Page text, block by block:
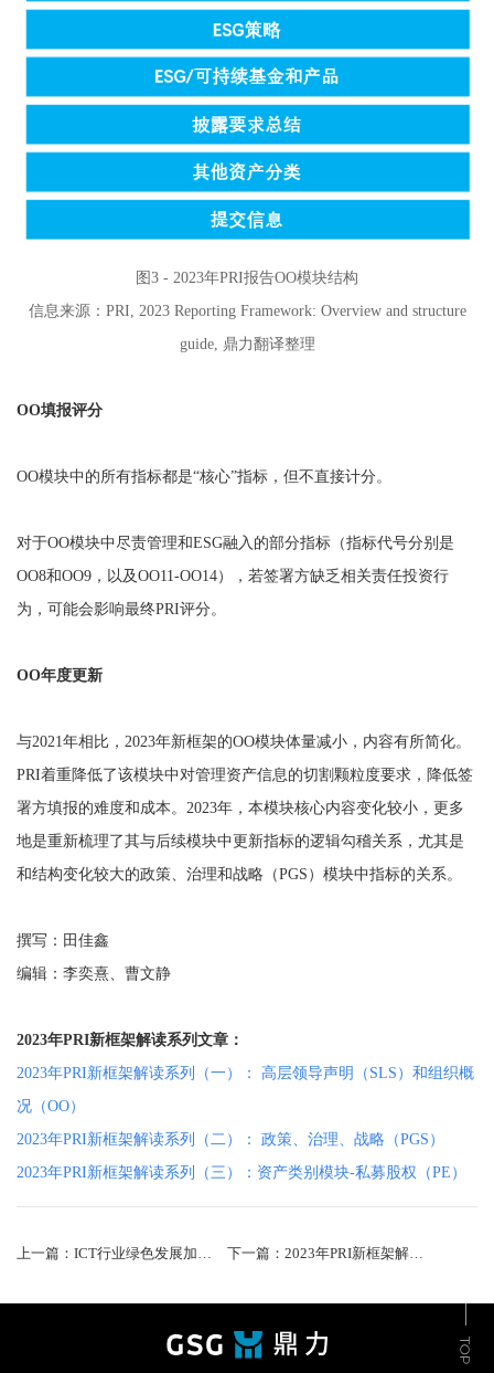
图3 - 2023年PRI报告OO模块结构
信息来源：PRI, 2023 Reporting Framework: Overview and structure
guide, 鼎力翻译整理
OO填报评分
OO模块中的所有指标都是“核心”指标，但不直接计分。
对于OO模块中尽责管理和ESG融入的部分指标（指标代号分别是
OO8和OO9，以及OO11-OO14），若签署方缺乏相关责任投资行
为，可能会影响最终PRI评分。
OO年度更新
与2021年相比，2023年新框架的OO模块体量减小，内容有所简化。
PRI着重降低了该模块中对管理资产信息的切割颗粒度要求，降低签
署方填报的难度和成本。2023年，本模块核心内容变化较小，更多
地是重新梳理了其与后续模块中更新指标的逻辑勾稽关系，尤其是
和结构变化较大的政策、治理和战略（PGS）模块中指标的关系。
撰写：田佳鑫
编辑：李奕熹、曹文静
2023年PRI新框架解读系列文章：
2023年PRI新框架解读系列（一）： 高层领导声明（SLS）和组织概
况（OO）
2023年PRI新框架解读系列（二）： 政策、治理、战略（PGS）
2023年PRI新框架解读系列（三）：资产类别模块-私募股权（PE）
上一篇：ICT行业绿色发展加速期到来：拥抱低碳，赋能千行百业 下一篇：2023年PRI新框架解读系列（二）： 政策、治理、战略（PGS）